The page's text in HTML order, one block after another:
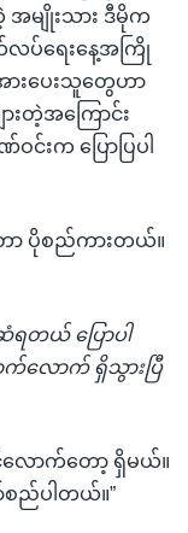
မျိုးသား ဒီမိုက
လပ်ရေးနေ့အကြို
ားပေးသူတွေဟာ
းတဲ့အကြောင်း
းက ပြောပြပါ
ာ ပိုစည်ကားတယ်။
တယ် ပြောပါ
လောက် ရှိသွားပြီ
လောက်တော့ ရှိမယ်။
ည်ပါတယ်။”